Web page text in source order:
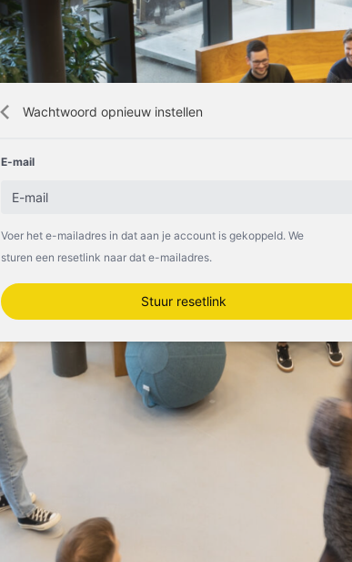
Wachtwoord opnieuw instellen
Voer het e-mailadres in dat aan je account is gekoppeld. We
sturen een resetlink naar dat e-mailadres.
E-mail